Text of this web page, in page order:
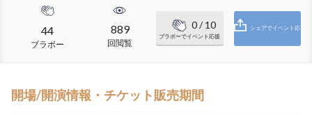
44
ブラボー
889
回閲覧
0/ 10
ブラボーでイベント応援
シェアでイベント応
開場/開演情報・チケット販売期間